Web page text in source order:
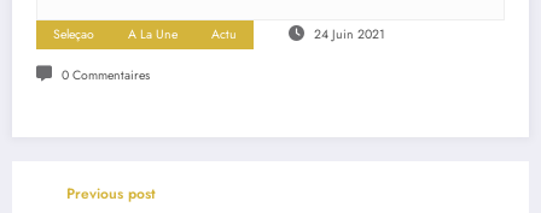
Seleçao A La Une Actu 24 Juin 2021
0 Commentaires
Previous post